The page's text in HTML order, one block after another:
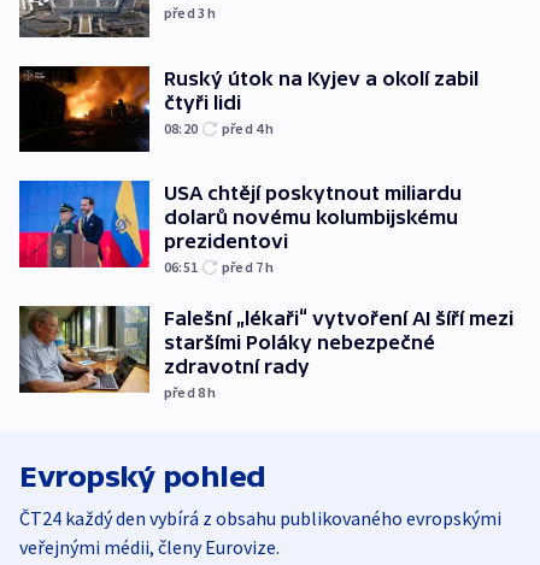
před 3h
Ruský útok na Kyjev a okolí zabil
čtyři lidi
08:20 před 4h
USA chtějí poskytnout miliardu
dolarů novému kolumbijskému
prezidentovi
06:51 před 7h
Falešní „lékaři“ vytvoření AI šíří mezi
staršími Poláky nebezpečné
zdravotní rady
před 8h
Evropský pohled
ČT24 každý den vybírá z obsahu publikovaného evropskými
veřejnými médii, členy Eurovize.